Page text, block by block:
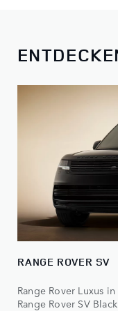
RANGE ROVER SV
Range Rover Luxus
Range Rover SV